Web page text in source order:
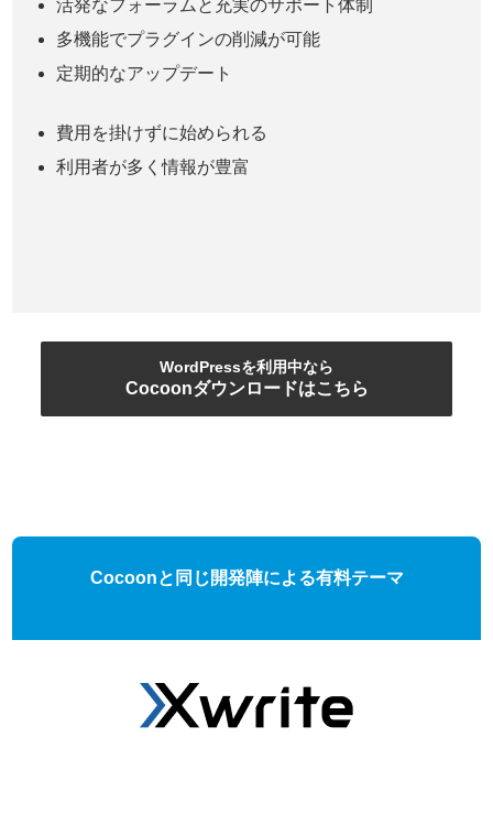
活発なフォーラムと充実のサポート体制
多機能でプラグインの削減が可能
定期的なアップデート
費用を掛けずに始められる
利用者が多く情報が豊富
WordPressを利用中なら
Cocoonダウンロードはこちら
Cocoonと同じ開発陣による有料テーマ